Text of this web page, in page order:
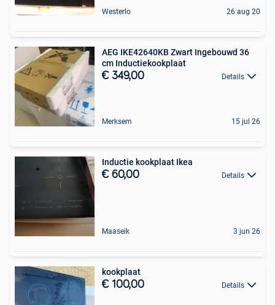
Westerlo 26 aug 20
AEG IKE42640KB Zwart Ingebouwd 36
cm Inductiekookplaat
€ 349,00 Details
Merksem 15 jul 26
Inductie kookplaat Ikea
€ 60,00 Details
Maaseik 3 jun 26
kookplaat
€ 100,00 Details